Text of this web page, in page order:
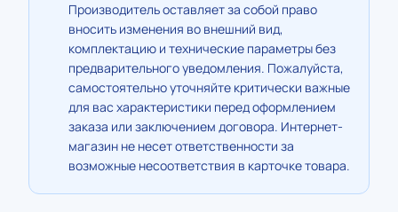
Производитель оставляет за собой право
вносить изменения во внешний вид,
комплектацию и технические параметры без
предварительного уведомления. Пожалуйста,
самостоятельно уточняйте критически важные
для вас характеристики перед оформлением
заказа или заключением договора. Интернет-
магазин не несет ответственности за
возможные несоответствия в карточке товара.